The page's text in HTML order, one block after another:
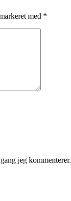
med *
jeg kommenterer.